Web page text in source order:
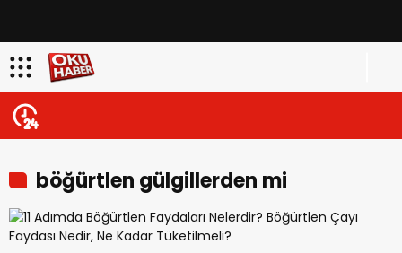
böğürtlen gülgillerden mi